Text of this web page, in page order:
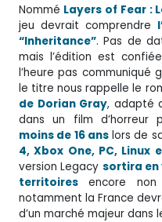
Nommé Layers of Fear :
jeu devrait comprendre
“Inheritance”. Pas de
mais l’édition est
l’heure pas communiqué
le titre nous rappelle le
de Dorian Gray, adapté
dans un film d’horreur
moins de 16 anslors de
4, Xbox One, PC, Linux
version Legacy sortira en
territoires encore non
notamment la France
d’un marché majeur dans